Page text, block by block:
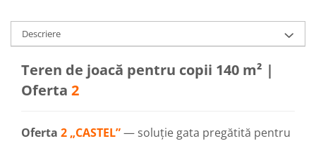
Descriere
Teren de joacă pentru copii 140 m² |
Oferta 2
Oferta 2 „CASTEL”— soluție gata pregătită pentru